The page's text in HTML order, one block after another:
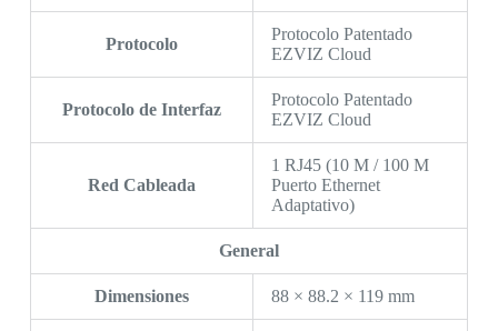
Protocolo
Protocolo Patentado
EZVIZ Cloud
Protocolo de Interfaz
Protocolo Patentado
EZVIZ Cloud
Red Cableada
1 RJ45 (10 M / 100 M
Puerto Ethernet
Adaptativo)
General
Dimensiones 88 × 88.2 × 119 mm